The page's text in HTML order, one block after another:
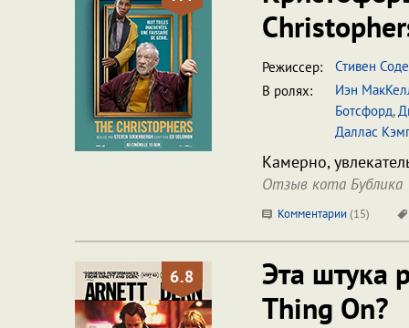
Режиссер:
Стивен
В ролях:
Иэн
Ботсфорд,
Даллас
Камерно,
Отзыв кота Бублика
Комментарии (15)
6.8
Эта штука
Thing On?